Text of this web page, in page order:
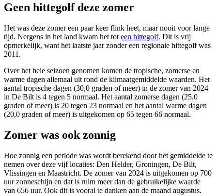
Geen hittegolf deze zomer
Het was deze zomer een paar keer flink heet, maar nooit voor lange
tijd. Nergens in het land kwam het tot een hittegolf. Dit is vrij
opmerkelijk, want het laatste jaar zonder een regionale hittegolf was
2011.
Over het hele seizoen genomen komen de tropische, zomerse en
warme dagen allemaal uit rond de klimaatgemiddelde waarden. Het
aantal tropische dagen (30,0 graden of meer) in de zomer van 2024
in De Bilt is 4 tegen 5 normaal. Het aantal zomerse dagen (25,0
graden of meer) is 20 tegen 23 normaal en het aantal warme dagen
(20,0 graden of meer) is uitgekomen op 65 tegen 66 normaal.
Zomer was ook zonnig
Hoe zonnig een periode was wordt berekend door het gemiddelde te
nemen over deze vijf locaties: Den Helder, Groningen, De Bilt,
Vlissingen en Maastricht. De zomer van 2024 is uitgekomen op 700
uur zonneschijn en dat is ruim meer dan de gebruikelijke waarde
van 656 uur. Ook dit is vooral te danken aan de maand augustus.